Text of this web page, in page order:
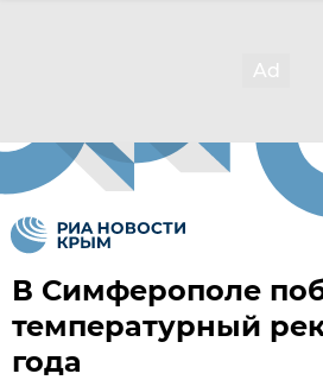
В Симферополе
температурный
года